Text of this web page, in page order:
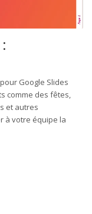
Google Slides
comme des fêtes,
et autres
à votre équipe la